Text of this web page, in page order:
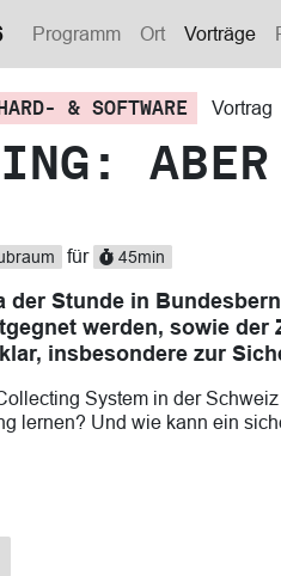
Programm Ort Vorträge
& SOFTWARE Vortrag
für 45min
der Stunde in
werden, sowie
insbesondere zur
System in der
lernen? Und wie kann ein